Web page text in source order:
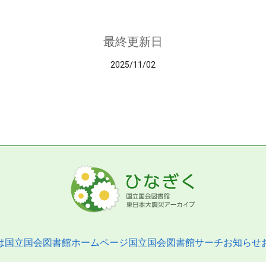
最終更新日
2025/11/02
国立国会図書館ホームページ国立国会図書館サーチお知らせ